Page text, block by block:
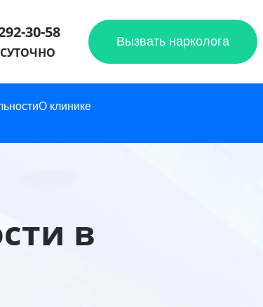
30-58 Вызвать нарколога
О клинике
в